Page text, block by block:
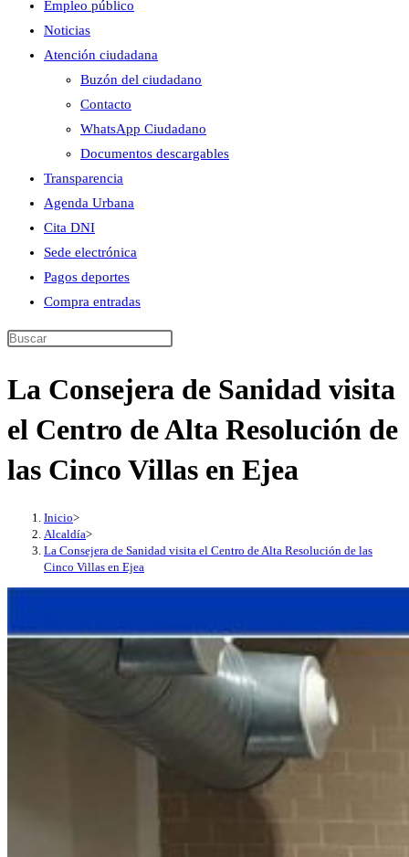
Empleo público
Noticias
Atención ciudadana
Buzón del ciudadano
Contacto
WhatsApp Ciudadano
Documentos descargables
Transparencia
Agenda Urbana
Cita DNI
Sede electrónica
Pagos deportes
Compra entradas
Buscar
esta
La Consejera de Sanidad visita
el Centro de Alta Resolución de
las Cinco Villas en Ejea
Inicio>
Alcaldía>
La Consejera de Sanidad visita el Centro de Alta Resolución de las
Cinco Villas en Ejea